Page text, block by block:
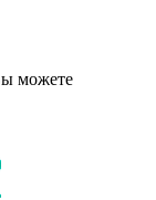
можете